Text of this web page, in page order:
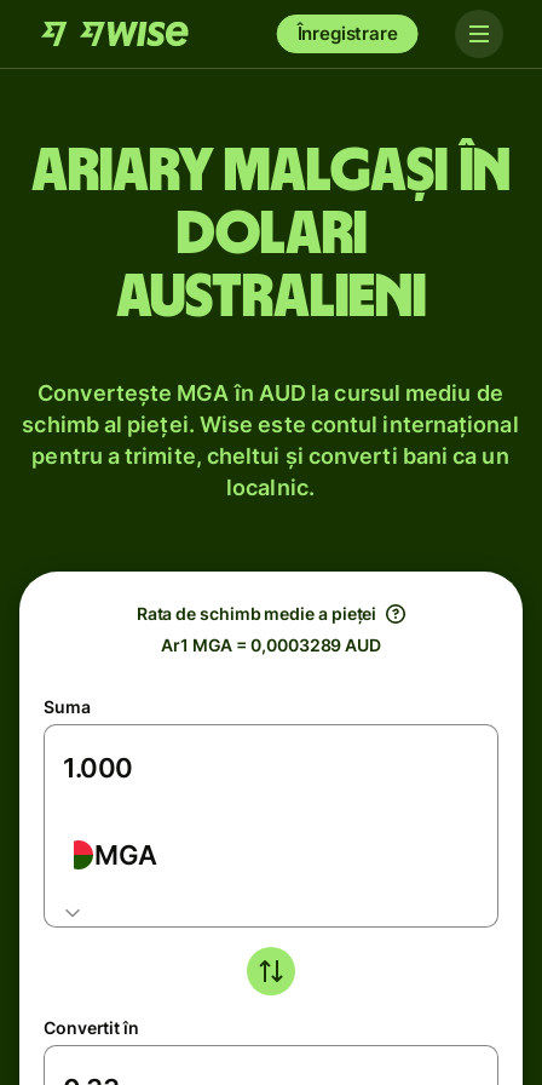
Înregistrare
Ariary malgași în
dolari
australieni
Convertește MGA în AUD la cursul mediu de
schimb al pieței. Wise este contul internațional
pentru a trimite, cheltui și converti bani ca un
localnic.
Rata de schimb medie a pieței
Ar1 MGA = 0,0003289 AUD
Suma
MGA
Convertit în